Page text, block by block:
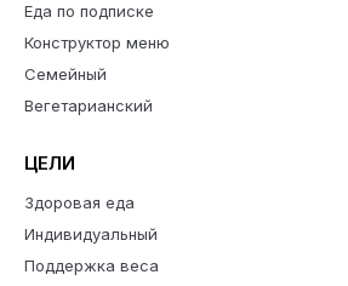
Еда по подписке
Конструктор меню
Семейный
Вегетарианский
ЦЕЛИ
Здоровая еда
Индивидуальный
Поддержка веса